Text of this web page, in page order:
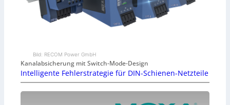
Bild: RECOM Power GmbH
Kanalabsicherung mit Switch-Mode-Design
Intelligente Fehlerstrategie für DIN-Schienen-Netzteile